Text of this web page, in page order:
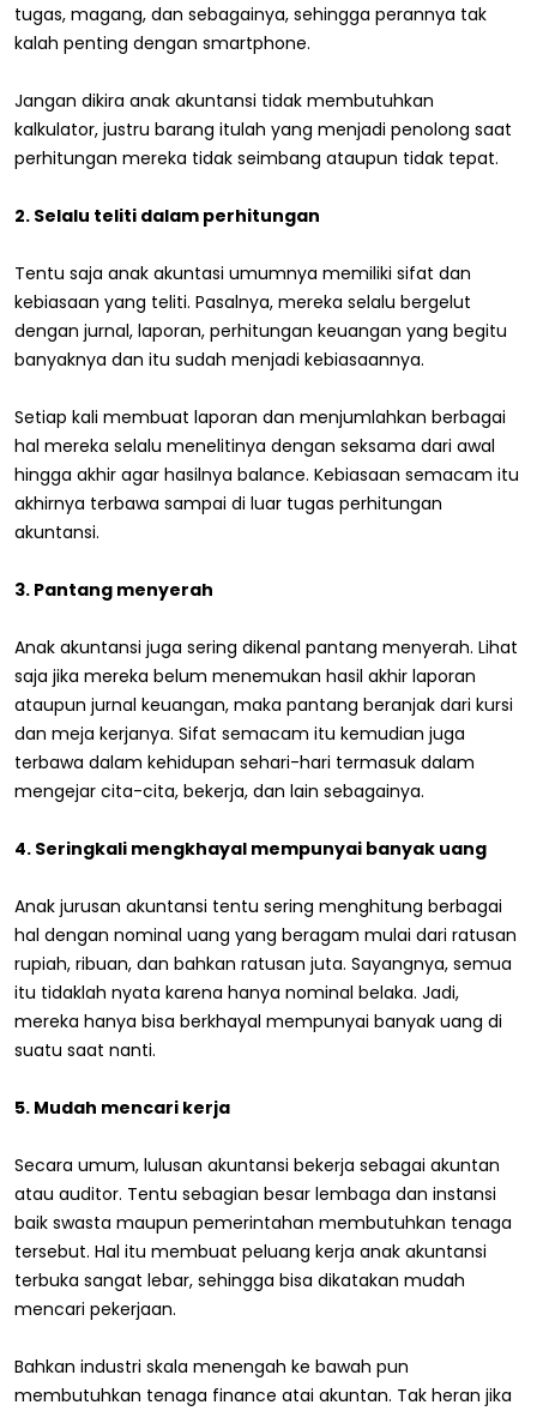
tugas, magang, dan sebagainya, sehingga perannya tak
kalah penting dengan smartphone.
Jangan dikira anak akuntansi tidak membutuhkan
kalkulator, justru barang itulah yang menjadi penolong saat
perhitungan mereka tidak seimbang ataupun tidak tepat.
2. Selalu teliti dalam perhitungan
Tentu saja anak akuntasi umumnya memiliki sifat dan
kebiasaan yang teliti. Pasalnya, mereka selalu bergelut
dengan jurnal, laporan, perhitungan keuangan yang begitu
banyaknya dan itu sudah menjadi kebiasaannya.
Setiap kali membuat laporan dan menjumlahkan berbagai
hal mereka selalu menelitinya dengan seksama dari awal
hingga akhir agar hasilnya balance. Kebiasaan semacam itu
akhirnya terbawa sampai di luar tugas perhitungan
akuntansi.
3. Pantang menyerah
Anak akuntansi juga sering dikenal pantang menyerah. Lihat
saja jika mereka belum menemukan hasil akhir laporan
ataupun jurnal keuangan, maka pantang beranjak dari kursi
dan meja kerjanya. Sifat semacam itu kemudian juga
terbawa dalam kehidupan sehari-hari termasuk dalam
mengejar cita-cita, bekerja, dan lain sebagainya.
4. Seringkali mengkhayal mempunyai banyak uang
Anak jurusan akuntansi tentu sering menghitung berbagai
hal dengan nominal uang yang beragam mulai dari ratusan
rupiah, ribuan, dan bahkan ratusan juta. Sayangnya, semua
itu tidaklah nyata karena hanya nominal belaka. Jadi,
mereka hanya bisa berkhayal mempunyai banyak uang di
suatu saat nanti.
5. Mudah mencari kerja
Secara umum, lulusan akuntansi bekerja sebagai akuntan
atau auditor. Tentu sebagian besar lembaga dan instansi
baik swasta maupun pemerintahan membutuhkan tenaga
tersebut. Hal itu membuat peluang kerja anak akuntansi
terbuka sangat lebar, sehingga bisa dikatakan mudah
mencari pekerjaan.
Bahkan industri skala menengah ke bawah pun
membutuhkan tenaga finance atai akuntan. Tak heran jika